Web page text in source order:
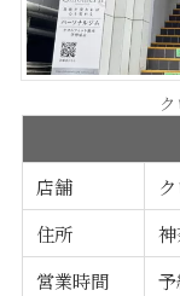
店舗
住所
営業時間